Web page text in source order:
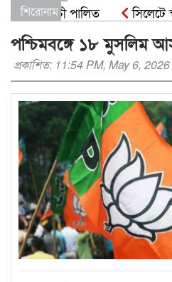
শিরোনাম
কর্মসূচী পালিত
সিলেটে
সিসিকের পাঁচ
পশ্চিমবঙ্গে ১৮ মুসলিম
প্রকাশিত: 11:54 PM, May 6, 2026